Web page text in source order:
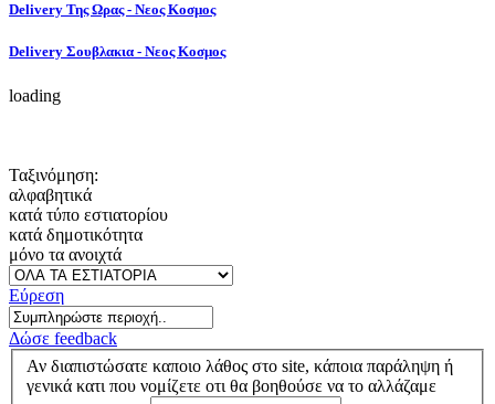
Delivery Της Ωρας - Νεος Κοσμος
Delivery Σουβλακια - Νεος Κοσμος
loading
Ταξινόμηση:
αλφαβητικά
κατά τύπο εστιατορίου
κατά δημοτικότητα
μόνο τα ανοιχτά
Εύρεση
Δώσε feedback
Αν διαπιστώσατε καποιο λάθος στο site, κάποια παράληψη ή
γενικά κατι που νομίζετε οτι θα βοηθούσε να το αλλάζαμε